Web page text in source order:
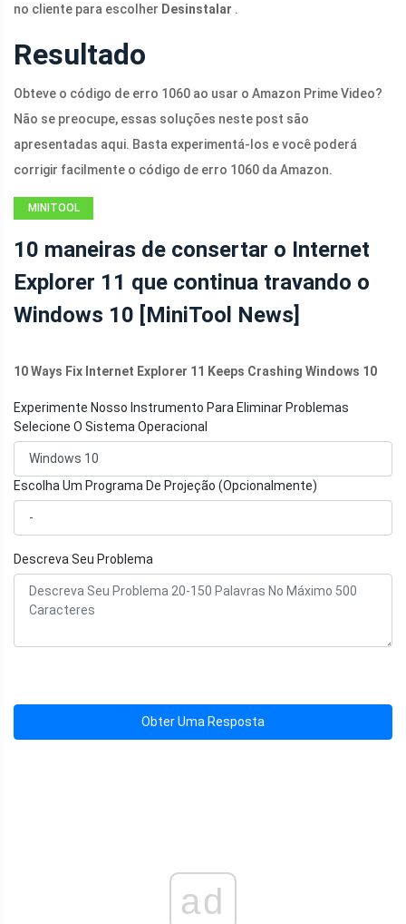
no cliente para escolher Desinstalar .
Resultado
Obteve o código de erro 1060 ao usar o Amazon Prime Video?
Não se preocupe, essas soluções neste post são
apresentadas aqui. Basta experimentá-los e você poderá
corrigir facilmente o código de erro 1060 da Amazon.
MINITOOL
10 maneiras de consertar o Internet
Explorer 11 que continua travando o
Windows 10 [MiniTool News]
10 Ways Fix Internet Explorer 11 Keeps Crashing Windows 10
Experimente Nosso Instrumento Para Eliminar Problemas
Selecione O Sistema Operacional
Escolha Um Programa De Projeção (Opcionalmente)
Descreva Seu Problema
Obter Uma Resposta
ad